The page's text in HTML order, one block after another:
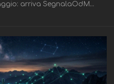
arriva SegnalaOdM...